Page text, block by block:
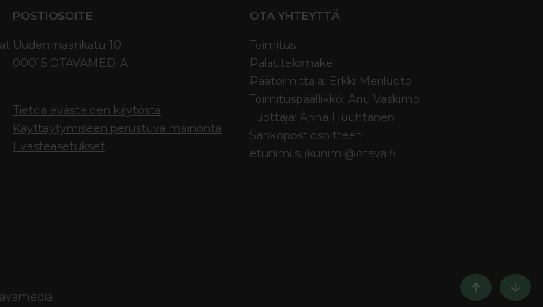
POSTIOSOITE
Uudenmaankatu 10
00015 OTAVAMEDIA
Tietoa evästeiden käytöstä
Käyttäytymiseen perustuva mainonta
Evästeasetukset
OTA YHTEYTTÄ
Toimitus
Palautelomake
Päätoimittaja: Erkki Meriluoto
Toimituspäällikkö: Anu Vaskimo
Tuottaja: Anna Huuhtanen
Sähköpostiosoitteet:
etunimi.sukunimi@otava.fi
Ylös